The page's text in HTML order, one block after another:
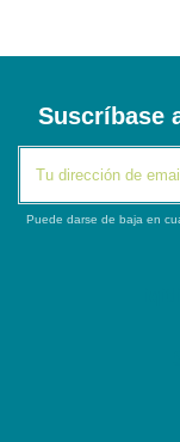
Suscríbase
Puede darse de baja en